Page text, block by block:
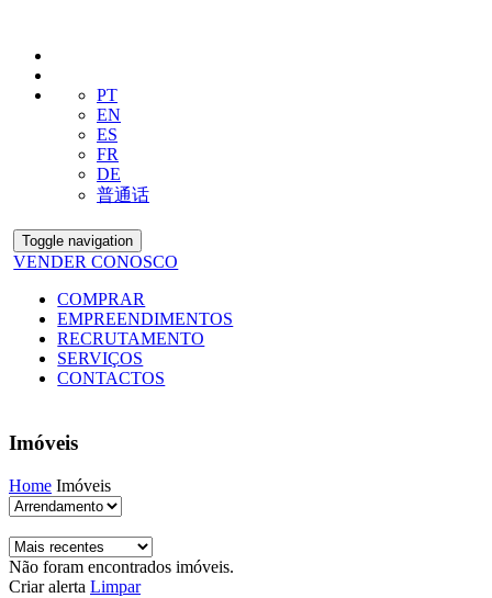
PT
EN
ES
FR
DE
普通话
Toggle navigation
VENDER CONOSCO
COMPRAR
EMPREENDIMENTOS
RECRUTAMENTO
SERVIÇOS
CONTACTOS
Imóveis
Home Imóveis
Não foram encontrados imóveis.
Criar alerta Limpar